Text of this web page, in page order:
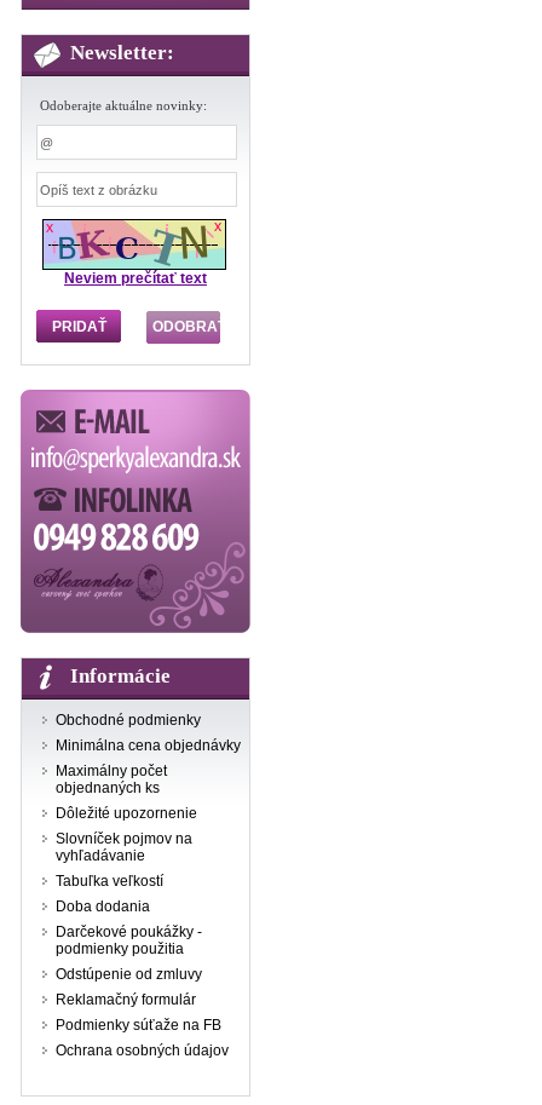
Newsletter:
Odoberajte aktuálne novinky:
Neviem prečítať text
Informácie
Obchodné podmienky
Minimálna cena objednávky
Maximálny počet
objednaných ks
Dôležité upozornenie
Slovníček pojmov na
vyhľadávanie
Tabuľka veľkostí
Doba dodania
Darčekové poukážky -
podmienky použitia
Odstúpenie od zmluvy
Reklamačný formulár
Podmienky súťaže na FB
Ochrana osobných údajov